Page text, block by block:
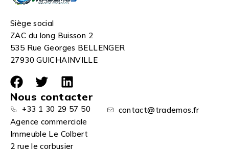
Siège social
ZAC du long Buisson 2
535 Rue Georges BELLENGER
27930 GUICHAINVILLE
Nous contacter
+33 1 30 29 57 50
contact@trademos.fr
Agence commerciale
Immeuble Le Colbert
2 rue le corbusier